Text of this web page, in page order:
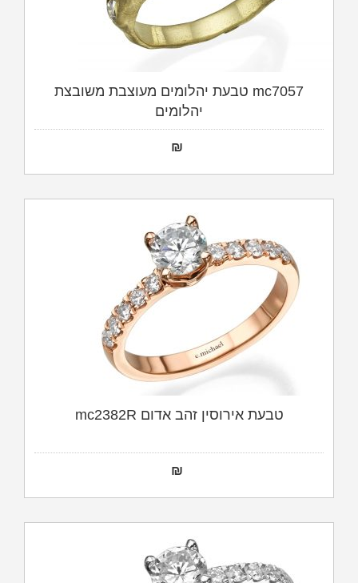
mc7057 טבעת יהלומים מעוצבת משובצת
יהלומים
₪
טבעת אירוסין זהב אדום mc2382R
₪